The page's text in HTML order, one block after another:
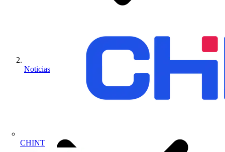
CHINT
Noticias